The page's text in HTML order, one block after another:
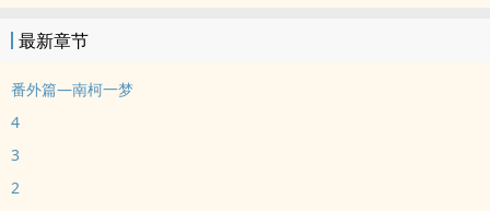
最新章节
番外篇—南柯一梦
4
3
2